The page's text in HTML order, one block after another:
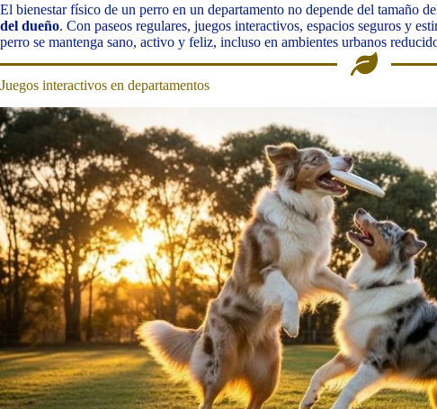
El bienestar físico de un perro en un departamento no depende del tamaño
del dueño. Con paseos regulares, juegos interactivos, espacios seguros y
perro se mantenga sano, activo y feliz, incluso en ambientes urbanos
Juegos interactivos en departamentos